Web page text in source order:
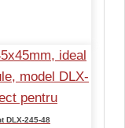
DLX-245-48